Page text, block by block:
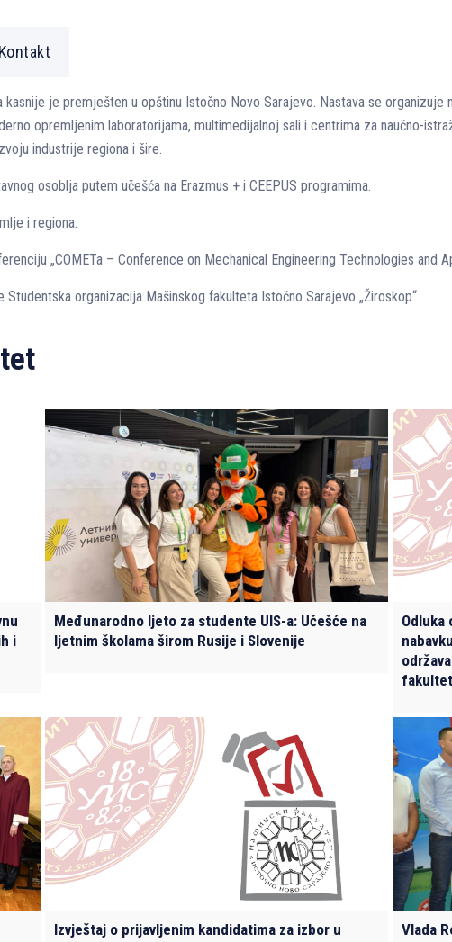
Kontakt
je premješten u opštinu Istočno Novo Sarajevo. Nastava se
opremljenim laboratorijama, multimedijalnoj sali i centrima za naučno-
industrije regiona i šire.
osoblja putem učešća na Erazmus + i CEEPUS programima.
i regiona.
„COMETa – Conference on Mechanical Engineering Technologies and
organizacija Mašinskog fakulteta Istočno Sarajevo „Žiroskop“.
i
Međunarodno ljeto za studente UIS-a: Učešće na
ljetnim školama širom Rusije i Slovenije
Odluka
Izvještaj o prijavljenim kandidatima za izbor u
Vlada